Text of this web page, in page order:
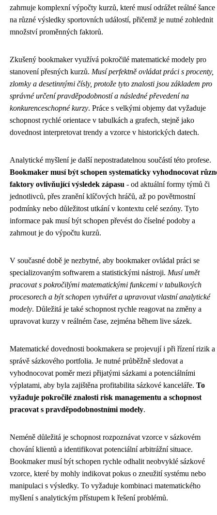
zahrnuje komplexní výpočty kurzů, které musí odrážet reálné šance
na různé výsledky sportovních událostí, přičemž je nutné zohlednit
množství proměnných faktorů.
Zkušený bookmaker využívá pokročilé matematické modely pro
stanovení přesných kurzů. Musí perfektně ovládat práci s procenty,
zlomky a desetinnými čísly, protože tyto znalosti jsou základem pro
správné určení pravděpodobností a následné převedení na
konkurenceschopné kurzy. Práce s velkými objemy dat vyžaduje
schopnost rychlé orientace v tabulkách a grafech, stejně jako
dovednost interpretovat trendy a vzorce v historických datech.
Analytické myšlení je další nepostradatelnou součástí této profese.
Bookmaker musí být schopen systematicky vyhodnocovat
faktory ovlivňující výsledek zápasu - od aktuální formy týmů či
jednotlivců, přes zranění klíčových hráčů, až po povětrnostní
podmínky nebo důležitost utkání v kontextu celé sezóny. Tyto
informace pak musí být schopen převést do číselné podoby a
zahrnout je do výpočtu kurzů.
V současné době je nezbytné, aby bookmaker ovládal práci se
specializovaným softwarem a statistickými nástroji. Musí umět
pracovat s pokročilými matematickými funkcemi v tabulkových
procesorech a být schopen vytvářet a upravovat vlastní analytické
modely. Důležitá je také schopnost rychle reagovat na změny a
upravovat kurzy v reálném čase, zejména během live sázek.
Matematické dovednosti bookmakera se projevují i při řízení rizik a
správě sázkového portfolia. Je nutné průběžně sledovat a
vyhodnocovat poměr mezi přijatými sázkami a potenciálními
výplatami, aby byla zajištěna profitabilita sázkové kanceláře. To
vyžaduje pokročilé znalosti risk managementu a schopnost
pracovat s pravděpodobnostními modely.
Neméně důležitá je schopnost rozpoznávat vzorce v sázkovém
chování klientů a identifikovat potenciální arbitrážní situace.
Bookmaker musí být schopen rychle odhalit neobvyklé sázkové
vzorce, které by mohly indikovat pokus o zneužití systému nebo
manipulaci s výsledky. To vyžaduje kombinaci matematického
myšlení s analytickým přístupem k řešení problémů.